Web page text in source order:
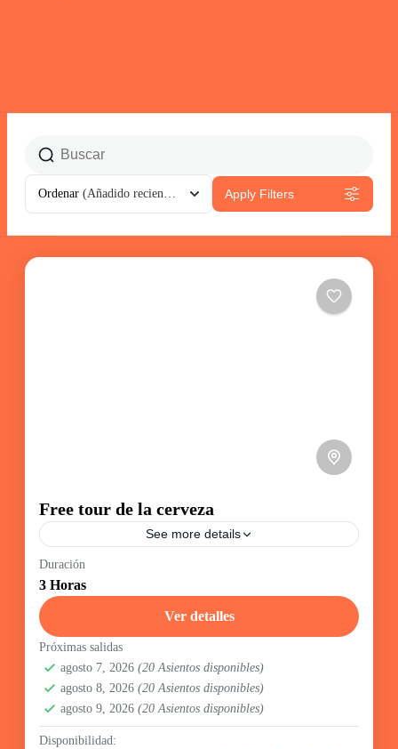
Ordenar Apply Filters
Free tour de la cerveza
See more details
En este emocionante tour, te invitamos a sumergirte en
la Praga bohemia. Te guiaremos a través de los bares
más populares y vibrantes de la ciudad, donde podrás
disfrutar de una, dos o incluso tres deliciosas cervezas
artesanales de medio litro en cada uno de ellos
1-20 Persona
Duración
3 Horas
Ver detalles
Próximas salidas
agosto 7, 2026 (20 Asientos disponibles)
agosto 8, 2026 (20 Asientos disponibles)
agosto 9, 2026 (20 Asientos disponibles)
Disponibilidad: